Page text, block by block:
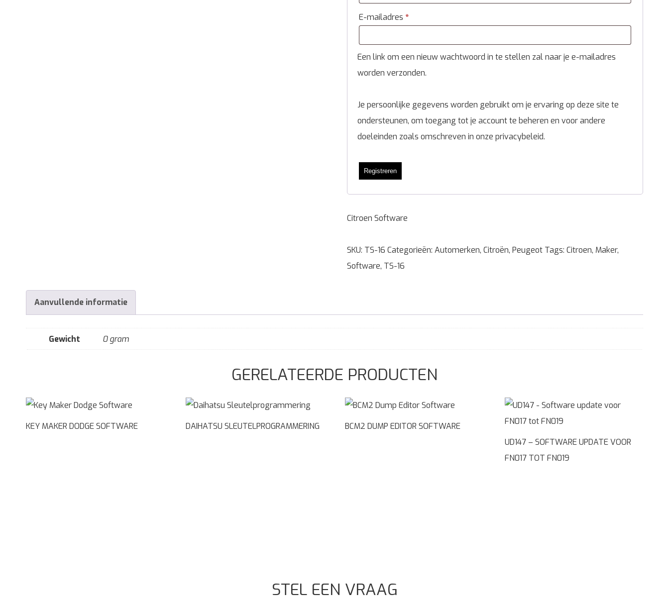
E-mailadres *
Een link om een nieuw wachtwoord in te stellen zal naar je e-mailadres
worden verzonden.
Je persoonlijke gegevens worden gebruikt om je ervaring op deze site te
ondersteunen, om toegang tot je account te beheren en voor andere
doeleinden zoals omschreven in onze privacybeleid.
Registreren
Citroen Software
SKU: TS-16 Categorieën: Automerken, Citroën, Peugeot Tags: Citroen, Maker,
Software, TS-16
Aanvullende informatie
Gewicht 0 gram
GERELATEERDE PRODUCTEN
KEY MAKER DODGE SOFTWARE DAIHATSU SLEUTELPROGRAMMERING
BCM2 DUMP EDITOR SOFTWARE
UD147 – SOFTWARE UPDATE VOOR
FN017 TOT FN019
STEL EEN VRAAG